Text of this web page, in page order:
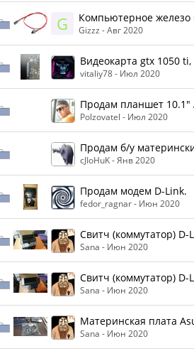
G Компьютерное
Gizzz -Авг 2020
Видеокарта gtx 1050
vitaliy78 - Июл 2020
Продам планшет 10.1"
Polzovatel - Июл 2020
Продам б/у
cJIoHuK -Янв 2020
Продам модем D-Link.
fedor_ragnar - Июн 2020
Свитч (коммутатор) D-
Sana - Июн 2020
Свитч (коммутатор) D-
Sana - Июн 2020
Материнская плата
Sana - Июн 2020